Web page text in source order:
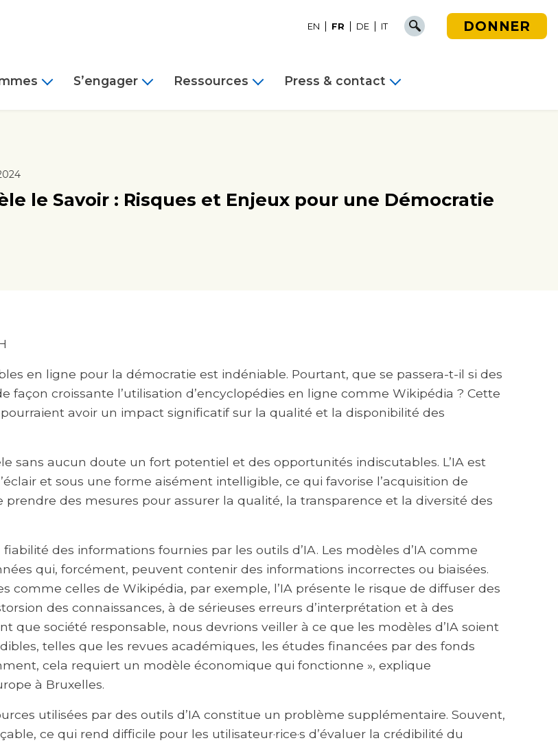
EN FR DE IT DONNER
S’engager Ressources Press & contact
le Savoir : Risques et Enjeux pour une Démocratie
en ligne pour la démocratie est indéniable. Pourtant, que se passera-t-il si des
façon croissante l’utilisation d’encyclopédies en ligne comme Wikipédia ? Cette
avoir un impact significatif sur la qualité et la disponibilité des
sans aucun doute un fort potentiel et des opportunités indiscutables. L’IA est
et sous une forme aisément intelligible, ce qui favorise l’acquisition de
des mesures pour assurer la qualité, la transparence et la diversité des
des informations fournies par les outils d’IA. Les modèles d’IA comme
qui, forcément, peuvent contenir des informations incorrectes ou biaisées.
celles de Wikipédia, par exemple, l’IA présente le risque de diffuser des
des connaissances, à de sérieuses erreurs d’interprétation et à des
que société responsable, nous devrions veiller à ce que les modèles d’IA soient
telles que les revues académiques, les études financées par des fonds
cela requiert un modèle économique qui fonctionne », explique
à Bruxelles.
utilisées par des outils d’IA constitue un problème supplémentaire. Souvent,
ce qui rend difficile pour les utilisateur·rice·s d’évaluer la crédibilité du